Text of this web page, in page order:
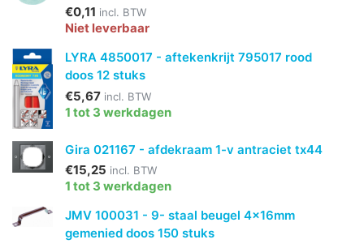
€0,11 incl. BTW
Niet leverbaar
LYRA 4850017 - aftekenkrijt 795017 rood
doos 12 stuks
€5,67 incl. BTW
1 tot 3 werkdagen
Gira 021167 - afdekraam 1-v antraciet tx44
€15,25 incl. BTW
1 tot 3 werkdagen
JMV 100031 - 9- staal beugel 4x16mm
gemenied doos 150 stuks